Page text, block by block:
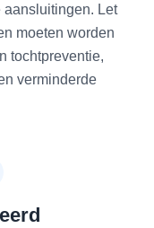
Let
moeten worden
tochtpreventie,
verminderde